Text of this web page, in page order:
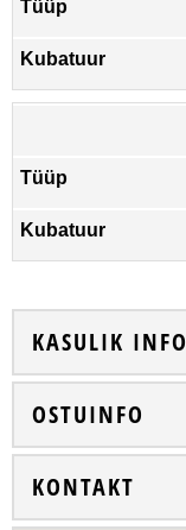
KASULIK INFO
OSTUINFO
KONTAKT